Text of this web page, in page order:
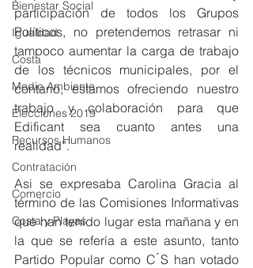
Bienestar Social
Igualdad
Costa
Medio Ambiente
Elecciones 2019
Recursos Humanos
Contratación
Comercio
Costa y Playas
participación de todos los Grupos
Políticos, no pretendemos retrasar ni
tampoco aumentar la carga de trabajo
de los técnicos municipales, por el
contario, estamos ofreciendo nuestro
trabajo y colaboración para que
Edificant sea cuanto antes una
realidad”.
Asi se expresaba Carolina Gracia al
término de las Comisiones Informativas
que han tenido lugar esta mañana y en
la que se refería a este asunto, tanto
Partido Popular como C ́S han votado